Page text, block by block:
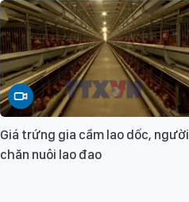
Giá trứng gia cầm lao dốc, người
chăn nuôi lao đao